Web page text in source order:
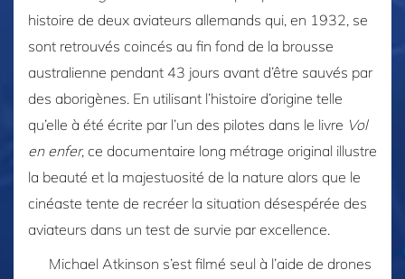
histoire de deux aviateurs allemands qui, en 1932, se
sont retrouvés coincés au fin fond de la brousse
australienne pendant 43 jours avant d’être sauvés par
des aborigènes. En utilisant l’histoire d’origine telle
qu’elle à été écrite par l’un des pilotes dans le livre Vol
en enfer, ce documentaire long métrage original illustre
la beauté et la majestuosité de la nature alors que le
cinéaste tente de recréer la situation désespérée des
aviateurs dans un test de survie par excellence.
Michael Atkinson s’est filmé seul à l’aide de drones